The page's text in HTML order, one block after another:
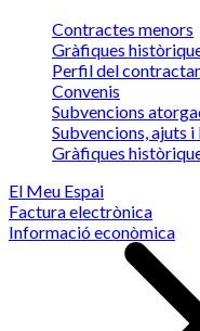
Contractes menors
Gràfiques
Perfil del
Convenis
Subvencions
Subvencions, ajuts
Gràfiques
El Meu Espai
Factura electrònica
Informació econòmica